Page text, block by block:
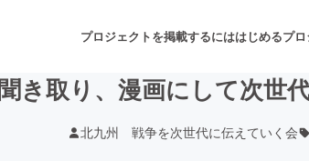
プロジェクトを掲載するにははじめるプ
き取り、漫画にして次世
北九州 戦争を次世代に伝えていく会